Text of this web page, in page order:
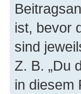
ist, bevor
sind
Z. B. „Du
in diesem